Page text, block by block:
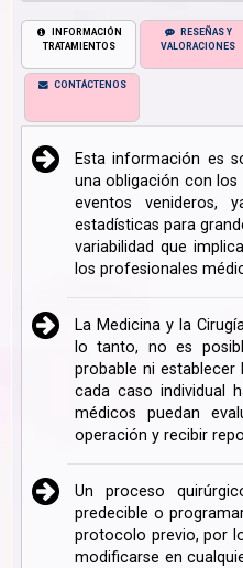
INFORMACIÓN
TRATAMIENTOS
RESEÑAS Y
VALORACIONES
CONTÁCTENOS
Esta información es
una obligación con
eventos venideros,
estadísticas para
variabilidad que
los profesionales
La Medicina y la
lo tanto, no es
probable ni establecer
cada caso individual
médicos puedan
operación y recibir
Un proceso
predecible o
protocolo previo, por
modificarse en